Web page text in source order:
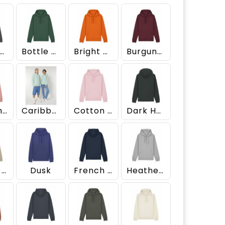
Anthracite Bottle Green Bright Orange Burgundy
Canyon Pink Caribbean Blue Cotton Pink Dark Heather Grey
Desert Dust Dusk French Navy Heather Grey